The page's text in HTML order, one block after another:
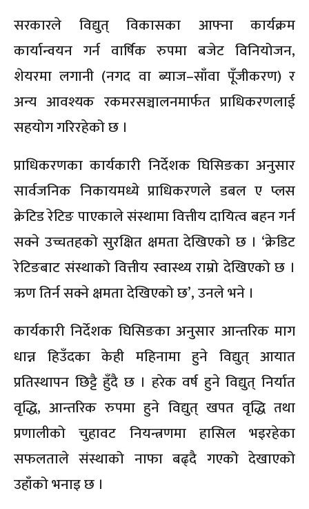
सरकारले विद्युत् विकासका आफ्ना कार्यक्रम
कार्यान्वयन गर्न वार्षिक रुपमा बजेट विनियोजन,
शेयरमा लगानी (नगद वा ब्याज–साँवा पूँजीकरण) र
अन्य आवश्यक रकमरसञ्चालनमार्फत प्राधिकरणलाई
सहयोग गरिरहेको छ ।
प्राधिकरणका कार्यकारी निर्देशक घिसिङका अनुसार
सार्वजनिक निकायमध्ये प्राधिकरणले डबल ए प्लस
क्रेटिड रेटिङ पाएकाले संस्थामा वित्तीय दायित्व बहन गर्न
सक्ने उच्चतहको सुरक्षित क्षमता देखिएको छ । ‘क्रेडिट
रेटिङबाट संस्थाको वित्तीय स्वास्थ्य राम्रो देखिएको छ ।
ऋण तिर्न सक्ने क्षमता देखिएको छ’, उनले भने ।
कार्यकारी निर्देशक घिसिङका अनुसार आन्तरिक माग
धान्न हिउँदका केही महिनामा हुने विद्युत् आयात
प्रतिस्थापन छिट्टै हुँदै छ । हरेक वर्ष हुने विद्युत् निर्यात
वृद्धि, आन्तरिक रुपमा हुने विद्युत् खपत वृद्धि तथा
प्रणालीको चुहावट नियन्त्रणमा हासिल भइरहेका
सफलताले संस्थाको नाफा बढ्दै गएको देखाएको
उहाँको भनाइ छ ।